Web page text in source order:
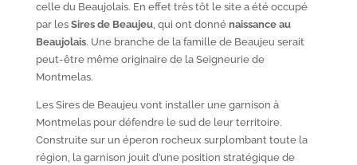
celle du Beaujolais. En effet très tôt le site a été occupé
par les Sires de Beaujeu, qui ont donné naissance au
Beaujolais. Une branche de la famille de Beaujeu serait
peut-être même originaire de la Seigneurie de
Montmelas.
Les Sires de Beaujeu vont installer une garnison à
Montmelas pour défendre le sud de leur territoire.
Construite sur un éperon rocheux surplombant toute la
région, la garnison jouit d’une position stratégique de